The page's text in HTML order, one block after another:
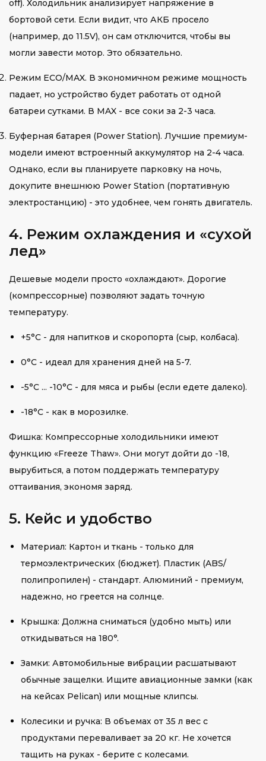
off). Холодильник анализирует напряжение в
бортовой сети. Если видит, что АКБ просело
(например, до 11.5V), он сам отключится, чтобы вы
могли завести мотор. Это обязательно.
Режим ECO/MAX. В экономичном режиме мощность
падает, но устройство будет работать от одной
батареи сутками. В MAX - все соки за 2-3 часа.
Буферная батарея (Power Station). Лучшие премиум-
модели имеют встроенный аккумулятор на 2-4 часа.
Однако, если вы планируете парковку на ночь,
докупите внешнюю Power Station (портативную
электростанцию) - это удобнее, чем гонять двигатель.
4. Режим охлаждения и «сухой
лед»
Дешевые модели просто «охлаждают». Дорогие
(компрессорные) позволяют задать точную
температуру.
+5°C - для напитков и скоропорта (сыр, колбаса).
0°C - идеал для хранения дней на 5-7.
-5°C ... -10°C - для мяса и рыбы (если едете далеко).
-18°C - как в морозилке.
Фишка: Компрессорные холодильники имеют
функцию «Freeze Thaw». Они могут дойти до -18,
вырубиться, а потом поддержать температуру
оттаивания, экономя заряд.
5. Кейс и удобство
Материал: Картон и ткань - только для
термоэлектрических (бюджет). Пластик (ABS/
полипропилен) - стандарт. Алюминий - премиум,
надежно, но греется на солнце.
Крышка: Должна сниматься (удобно мыть) или
откидываться на 180°.
Замки: Автомобильные вибрации расшатывают
обычные защелки. Ищите авиационные замки (как
на кейсах Pelican) или мощные клипсы.
Колесики и ручка: В объемах от 35 л вес с
продуктами переваливает за 20 кг. Не хочется
тащить на руках - берите с колесами.